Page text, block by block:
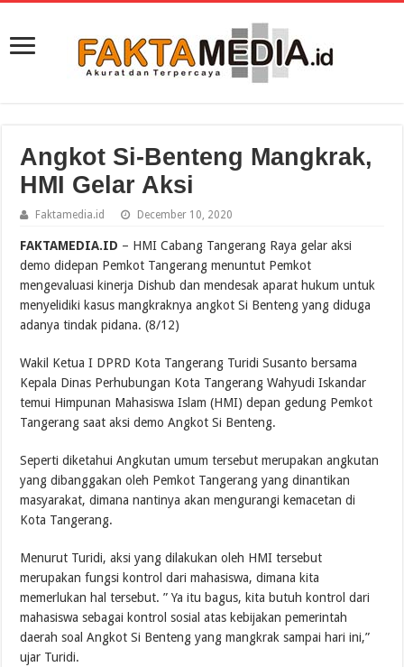
Angkot Si-Benteng Mangkrak,
HMI Gelar Aksi
Faktamedia.id December 10, 2020
FAKTAMEDIA.ID – HMI Cabang Tangerang Raya gelar aksi
demo didepan Pemkot Tangerang menuntut Pemkot
mengevaluasi kinerja Dishub dan mendesak aparat hukum untuk
menyelidiki kasus mangkraknya angkot Si Benteng yang diduga
adanya tindak pidana. (8/12)
Wakil Ketua I DPRD Kota Tangerang Turidi Susanto bersama
Kepala Dinas Perhubungan Kota Tangerang Wahyudi Iskandar
temui Himpunan Mahasiswa Islam (HMI) depan gedung Pemkot
Tangerang saat aksi demo Angkot Si Benteng.
Seperti diketahui Angkutan umum tersebut merupakan angkutan
yang dibanggakan oleh Pemkot Tangerang yang dinantikan
masyarakat, dimana nantinya akan mengurangi kemacetan di
Kota Tangerang.
Menurut Turidi, aksi yang dilakukan oleh HMI tersebut
merupakan fungsi kontrol dari mahasiswa, dimana kita
memerlukan hal tersebut. ” Ya itu bagus, kita butuh kontrol dari
mahasiswa sebagai kontrol sosial atas kebijakan pemerintah
daerah soal Angkot Si Benteng yang mangkrak sampai hari ini,”
ujar Turidi.